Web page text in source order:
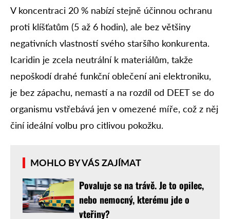
V koncentraci 20 % nabízí stejně účinnou ochranu
proti klíšťatům (5 až 6 hodin), ale bez většiny
negativních vlastností svého staršího konkurenta.
Icaridin je zcela neutrální k materiálům, takže
nepoškodí drahé funkční oblečení ani elektroniku,
je bez zápachu, nemastí a na rozdíl od DEET se do
organismu vstřebává jen v omezené míře, což z něj
činí ideální volbu pro citlivou pokožku.
MOHLO BY VÁS ZAJÍMAT
Povaluje se na trávě. Je to opilec,
nebo nemocný, kterému jde o
vteřiny?